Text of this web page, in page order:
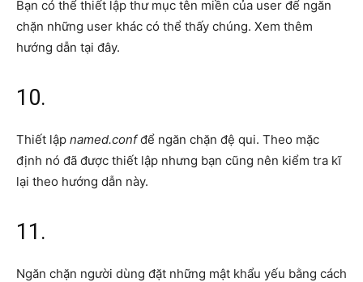
Bạn có thể thiết lập thư mục tên miền của user để ngăn
chặn những user khác có thể thấy chúng. Xem thêm
hướng dẫn tại đây.
10.
Thiết lập named.confđể ngăn chặn đệ qui. Theo mặc
định nó đã được thiết lập nhưng bạn cũng nên kiểm tra kĩ
lại theo hướng dẫn này.
11.
Ngăn chặn người dùng đặt những mật khẩu yếu bằng cách